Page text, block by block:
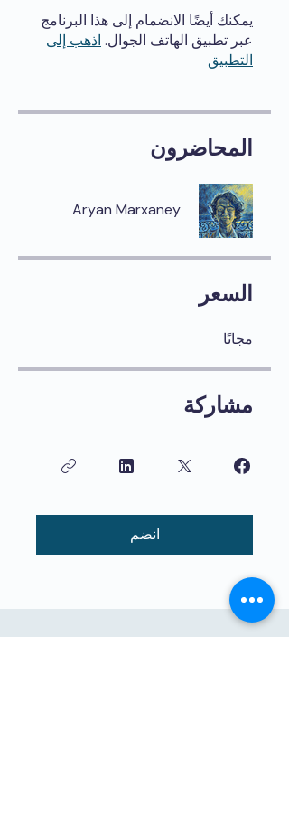
يمكنك أيضًا الانضمام إلى هذا البرنامج
عبر تطبيق الهاتف الجوال. اذهب إلى
التطبيق
المحاضرون
Aryan Marxaney
السعر
مجانًا
مشاركة
انضم